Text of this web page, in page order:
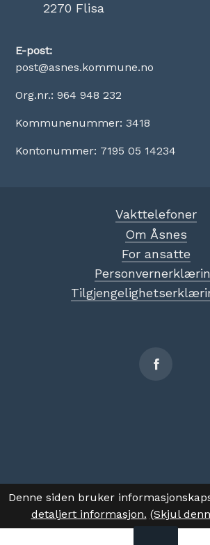
2270 Flisa
E-post:
post@asnes.kommune.no
Org.nr.: 964 948 232
Kommunenummer: 3418
Kontonummer: 7195 05 14234
Vakttelefoner
Om Åsnes
For ansatte
Denne siden bruker
detaljert informasjon. (Skjul